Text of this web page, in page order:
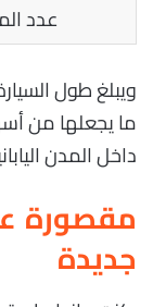
عدد
ما يجعلها من
داخل المدن
مقصورة
جديدة